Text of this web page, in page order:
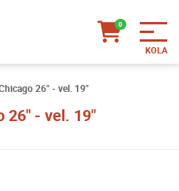
26" - vel. 19"
26" - vel. 19"